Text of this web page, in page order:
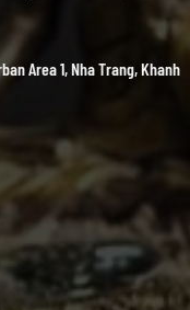
Area 1, Nha Trang, Khanh